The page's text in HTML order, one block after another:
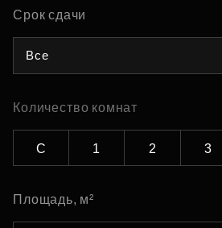
Срок сдачи
Все
Количество комнат
С 1 2 3
Площадь, м²